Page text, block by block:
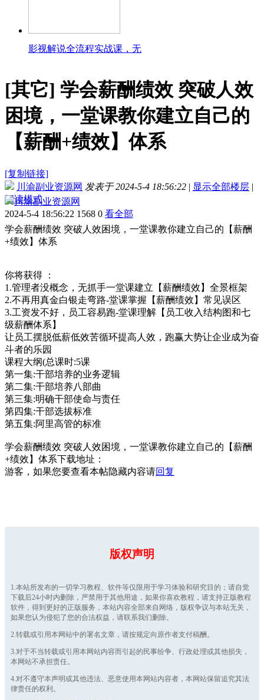
影视解说全流程实战课，无
[其它] 学会薪酬绩效 突破人效
困境，一堂课教你建立自己的
【薪酬+绩效】体系
[复制链接]
川渝副业资源网 发表于 2024-5-4 18:56:22 | 显示全部楼层 |
阅读模式
川渝副业资源网
2024-5-4 18:56:22 1568 0 看全部
学会薪酬绩效 突破人效困境，一堂课教你建立自己的【薪酬
+绩效】体系
你将获得 ：
1.管理者没概念，无抓手一堂课建立【薪酬绩效】全景框架
2.不再用真金白银走弯路-堂课掌握【薪酬绩效】常见误区
3.工资发不好，员工容易跑-堂课理解【员工收入结构图和七
级薪酬体系】
让员工摆脱低薪低效苦循环提高人效，跑赢大势让企业成为奋
斗者的乐园
课程大纲(总课时:5课
第一集:干部培养的业务逻辑
第二集:干部培养八部曲
第三集:明确干部使命与责任
第四集:干部选拔标准
第五集:阿里高管的标准
学会薪酬绩效 突破人效困境，一堂课教你建立自己的【薪酬
+绩效】体系下载地址：
游客，如果您要查看本帖隐藏内容请回复
版权声明
1.本站所发布的一切学习教程、软件等仅限用于学习体验和研究目的；请自觉
下载后24小时内删除，严禁用于其他用途，如果你喜欢教程，请支持正版教程
软件，得到更好的正版服务，本站内容全部来自网络，版权争议与本站无关，
如果您认为侵犯了您的合法权益，请联系我们删除。
2.转载或引用本网站中的署名文章，请按规定向原作者支付稿酬。
3.对于不当转载或引用本网站内容而引起的民事纷争、行政处理或其他损失，
本网站不承担责任。
4.对不遵守本声明或其他违法、恶意使用本网站内容者，本网站保留追究其法
律责任的权利。